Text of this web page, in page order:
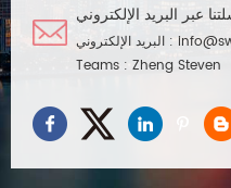
البريد الإلكتروني :
Teams : Zheng Steven